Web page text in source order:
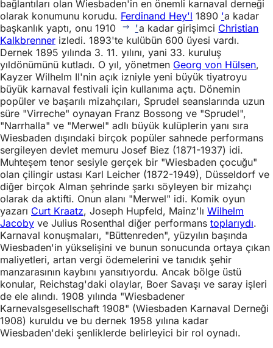
bağlantıları olan Wiesbaden'in en önemli karnaval derneği
olarak konumunu korudu. Ferdinand Hey'l 1890 'a kadar
başkanlık yaptı, onu 1910
'a kadar girişimci Christian
Kalkbrenner izledi. 1893'te kulübün 600 üyesi vardı.
Dernek 1895 yılında 3. 11. yılını, yani 33. kuruluş
yıldönümünü kutladı. O yıl, yönetmen Georg von Hülsen,
Kayzer Wilhelm II'nin açık izniyle yeni büyük tiyatroyu
büyük karnaval festivali için kullanıma açtı. Dönemin
popüler ve başarılı mizahçıları, Sprudel seanslarında uzun
süre "Virreche" oynayan Franz Bossong ve "Sprudel",
"Narrhalla" ve "Merwel" adlı büyük kulüplerin yanı sıra
Wiesbaden dışındaki birçok popüler sahnede performans
sergileyen devlet memuru Josef Biez (1871-1937) idi.
Muhteşem tenor sesiyle gerçek bir "Wiesbaden çocuğu"
olan çilingir ustası Karl Leicher (1872-1949), Düsseldorf ve
diğer birçok Alman şehrinde şarkı söyleyen bir mizahçı
olarak da aktifti. Onun alanı "Merwel" idi. Komik oyun
yazarı Curt Kraatz, Joseph Hupfeld, Mainz'lı Wilhelm
Jacoby ve Julius Rosenthal diğer performans toplarıydı.
Karnaval konuşmaları, "Büttenreden", yüzyılın başında
Wiesbaden'in yükselişini ve bunun sonucunda ortaya çıkan
maliyetleri, artan vergi ödemelerini ve tanıdık şehir
manzarasının kaybını yansıtıyordu. Ancak bölge üstü
konular, Reichstag'daki olaylar, Boer Savaşı ve saray işleri
de ele alındı. 1908 yılında "Wiesbadener
Karnevalsgesellschaft 1908" (Wiesbaden Karnaval Derneği
1908) kuruldu ve bu dernek 1958 yılına kadar
Wiesbaden'deki şenliklerde belirleyici bir rol oynadı.